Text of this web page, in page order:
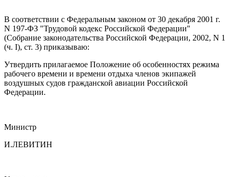
В соответствии с Федеральным законом от 30 декабря 2001 г.
N 197-ФЗ "Трудовой кодекс Российской Федерации"
(Собрание законодательства Российской Федерации, 2002, N 1
(ч. I), ст. 3) приказываю:
Утвердить прилагаемое Положение об особенностях режима
рабочего времени и времени отдыха членов экипажей
воздушных судов гражданской авиации Российской
Федерации.
Министр
И.ЛЕВИТИН